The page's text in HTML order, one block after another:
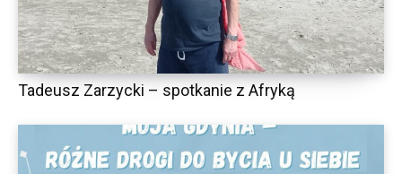
Tadeusz Zarzycki – spotkanie z Afryką